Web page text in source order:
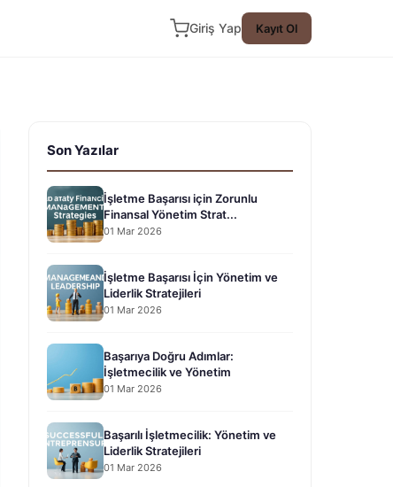
Giriş Yap Kayıt Ol
Son Yazılar
İşletme Başarısı için Zorunlu
Finansal Yönetim Strat...
01 Mar 2026
İşletme Başarısı İçin Yönetim ve
Liderlik Stratejileri
01 Mar 2026
Başarıya Doğru Adımlar:
İşletmecilik ve Yönetim
01 Mar 2026
Başarılı İşletmecilik: Yönetim ve
Liderlik Stratejileri
01 Mar 2026